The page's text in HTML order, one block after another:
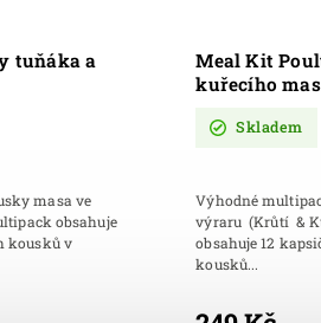
tuňáka a
masa ve
obsahuje
kousků v
Meal Kit
kuřecího
Skladem
Výhodné
výraru (Krůtí &
obsahuje 12
kousků...